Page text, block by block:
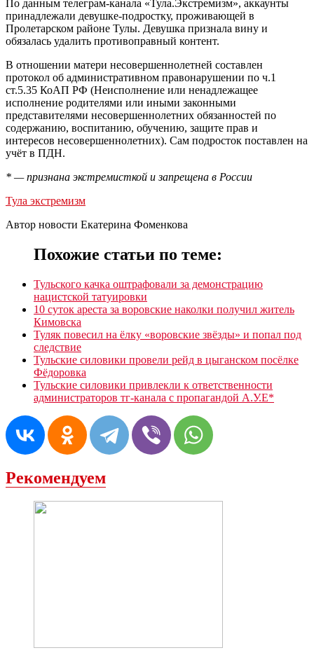
По данным телеграм-канала «Тула.Экстремизм», аккаунты
принадлежали девушке-подростку, проживающей в
Пролетарском районе Тулы. Девушка признала вину и
обязалась удалить противоправный контент.
В отношении матери несовершеннолетней составлен
протокол об административном правонарушении по ч.1
ст.5.35 КоАП РФ (Неисполнение или ненадлежащее
исполнение родителями или иными законными
представителями несовершеннолетних обязанностей по
содержанию, воспитанию, обучению, защите прав и
интересов несовершеннолетних). Сам подросток поставлен на
учёт в ПДН.
* — признана экстремисткой и запрещена в России
Тула экстремизм
Автор новости Екатерина Фоменкова
Похожие статьи по теме:
Тульского качка оштрафовали за демонстрацию
нацистской татуировки
10 суток ареста за воровские наколки получил житель
Кимовска
Туляк повесил на ёлку «воровские звёзды» и попал под
следствие
Тульские силовики провели рейд в цыганском посёлке
Фёдоровка
Тульские силовики привлекли к ответственности
администраторов тг-канала с пропагандой А.У.Е*
Рекомендуем